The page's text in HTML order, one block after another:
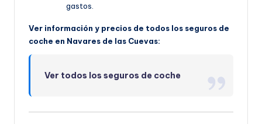
gastos.
Ver información y precios de todos los seguros de
coche en Navares de las Cuevas:
Ver todos los seguros de coche